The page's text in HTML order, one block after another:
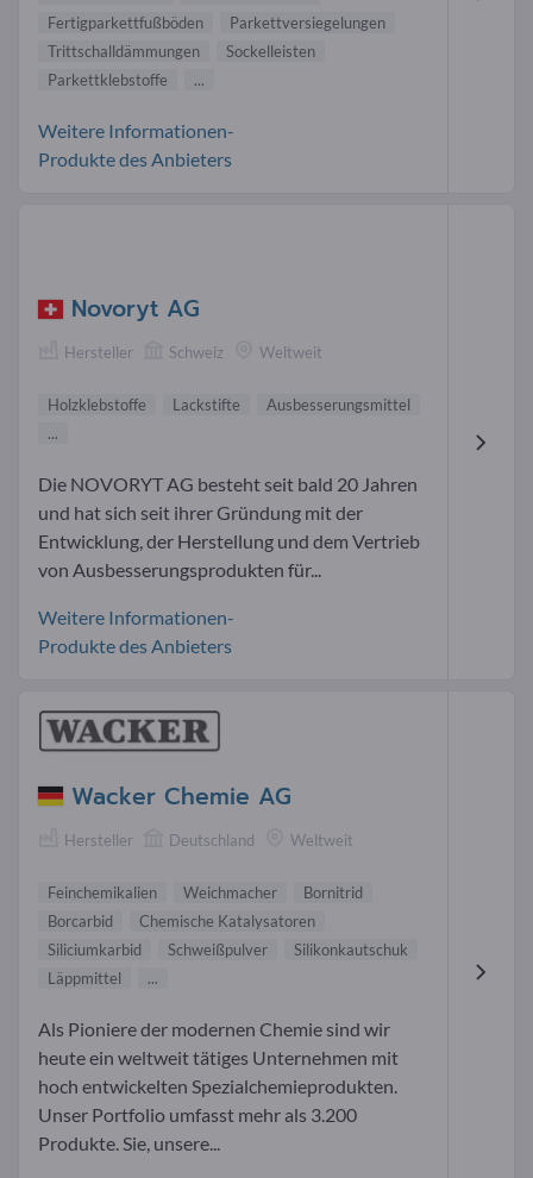
Fertigparkettfußböden
Parkettversiegelungen
Trittschalldämmungen
Sockelleisten
Parkettklebstoffe
...
Weitere Informationen-
Produkte des Anbieters
Novoryt AG
Hersteller Schweiz Weltweit
Holzklebstoffe Lackstifte
Ausbesserungsmittel
...
Die NOVORYT AG besteht seit bald 20 Jahren
und hat sich seit ihrer Gründung mit der
Entwicklung, der Herstellung und dem Vertrieb
von Ausbesserungsprodukten für...
Weitere Informationen-
Produkte des Anbieters
Wacker Chemie AG
Hersteller Deutschland Weltweit
Feinchemikalien Weichmacher
Bornitrid
Borcarbid
Chemische Katalysatoren
Siliciumkarbid
Schweißpulver
Silikonkautschuk
Läppmittel
...
Als Pioniere der modernen Chemie sind wir
heute ein weltweit tätiges Unternehmen mit
hoch entwickelten Spezialchemieprodukten.
Unser Portfolio umfasst mehr als 3.200
Produkte. Sie, unsere...